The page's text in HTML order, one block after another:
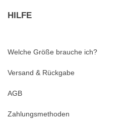
HILFE
Welche Größe brauche ich?
Versand & Rückgabe
AGB
Zahlungsmethoden